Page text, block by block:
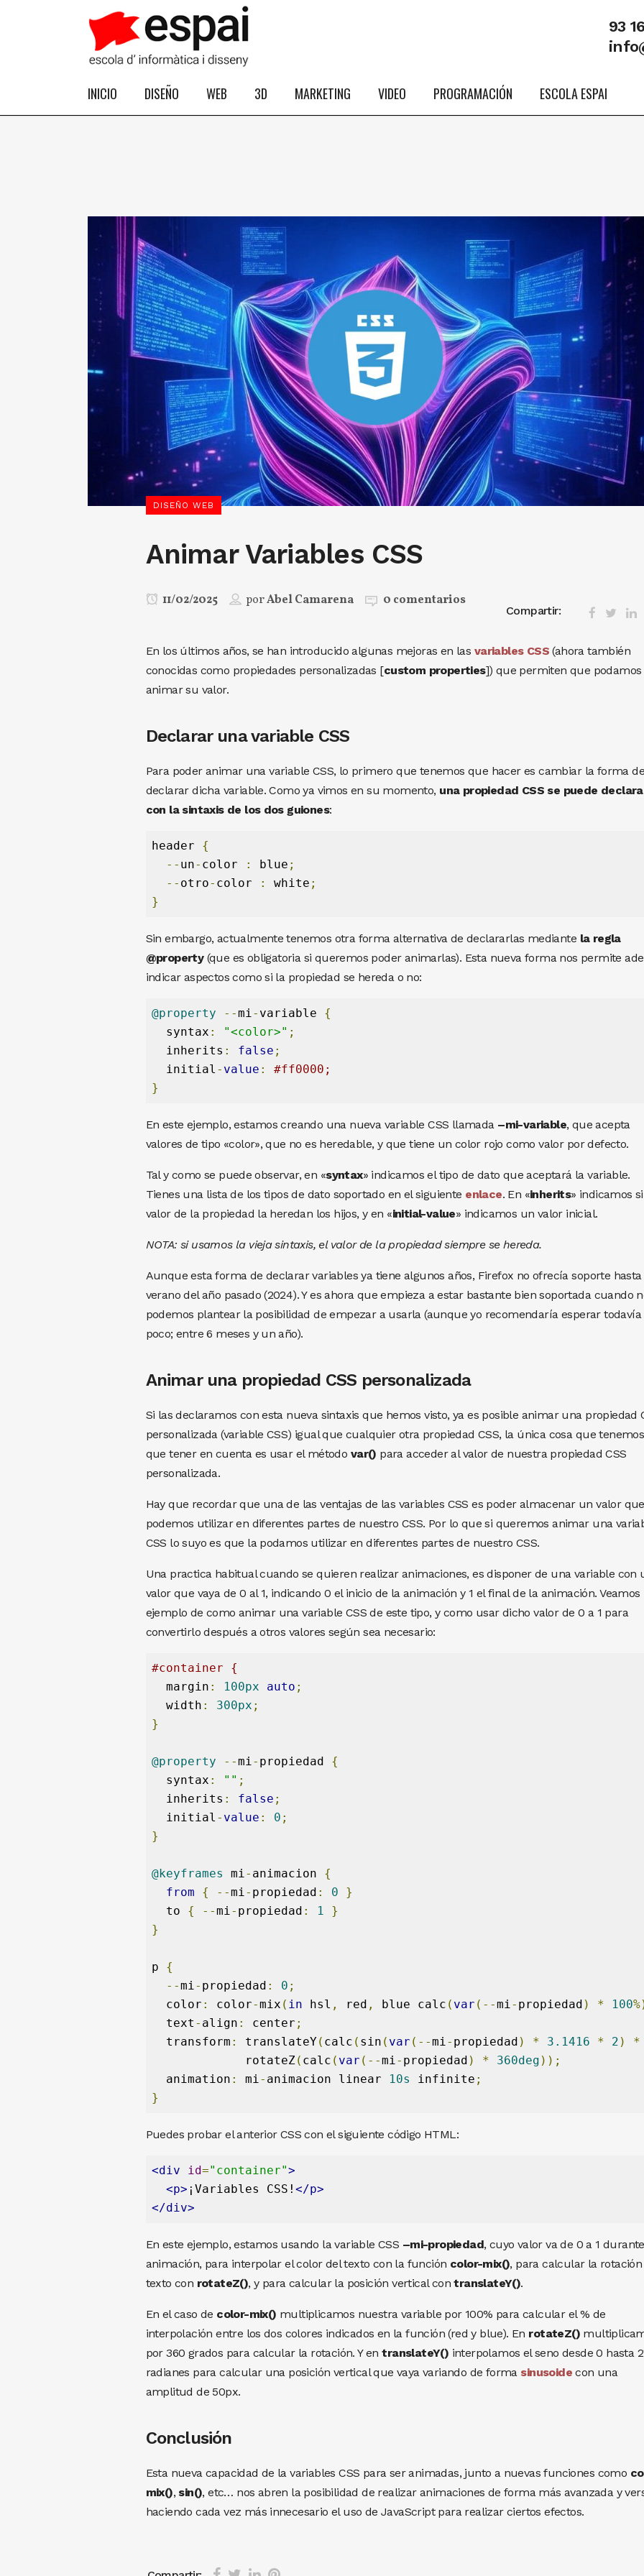
93
INICIO DISEÑO WEB 3D MARKETING VIDEO PROGRAMACIÓN ESCOLA ESPAI
DISEÑO WEB
Animar Variables CSS
11/02/2025 porAbel Camarena 0 comentarios
Compartir:
En los últimos años, se han introducido algunas mejoras en las variables CSS(ahora también
conocidas como propiedades personalizadas [custom properties]) que permiten que podamos
animar su valor.
Declarar una variable CSS
Para poder animar una variable CSS, lo primero que tenemos que hacer es cambiar la forma de
declarar dicha variable. Como ya vimos en su momento, una propiedad CSS se puede
con la sintaxis de los dos guiones:
header {
-- un- color : blue ;
-- otro- color : white ;
}
Sin embargo, actualmente tenemos otra forma alternativa de declararlas mediante la regla
@property(que es obligatoria si queremos poder animarlas). Esta nueva forma nos permite
indicar aspectos como si la propiedad se hereda o no:
@property --mi - variable {
  syntax
: "<color>" ;
  inherits
: false ;
  initial
- value :
#ff0000;
}
En este ejemplo, estamos creando una nueva variable CSS llamada –mi-variable, que acepta
valores de tipo «color», que no es heredable, y que tiene un color rojo como valor por defecto.
Tal y como se puede observar, en «syntax» indicamos el tipo de dato que aceptará la variable.
Tienes una lista de los tipos de dato soportado en el siguiente enlace. En «inherits» indicamos
valor de la propiedad la heredan los hijos, y en «initial-value» indicamos un valor inicial.
NOTA: si usamos la vieja sintaxis, el valor de la propiedad siempre se hereda.
Aunque esta forma de declarar variables ya tiene algunos años, Firefox no ofrecía soporte hasta
verano del año pasado (2024). Y es ahora que empieza a estar bastante bien soportada cuando
podemos plantear la posibilidad de empezar a usarla (aunque yo recomendaría esperar
poco; entre 6 meses y un año).
Animar una propiedad CSS personalizada
Si las declaramos con esta nueva sintaxis que hemos visto, ya es posible animar una propiedad
personalizada (variable CSS) igual que cualquier otra propiedad CSS, la única cosa que tenemos
que tener en cuenta es usar el método var() para acceder al valor de nuestra propiedad CSS
personalizada.
Hay que recordar que una de las ventajas de las variables CSS es poder almacenar un valor que
podemos utilizar en diferentes partes de nuestro CSS. Por lo que si queremos animar una
CSS lo suyo es que la podamos utilizar en diferentes partes de nuestro CSS.
Una practica habitual cuando se quieren realizar animaciones, es disponer de una variable con
valor que vaya de 0 al 1, indicando 0 el inicio de la animación y 1 el final de la animación. Veamos
ejemplo de como animar una variable CSS de este tipo, y como usar dicho valor de 0 a 1 para
convertirlo después a otros valores según sea necesario:
#container {
  margin
: 100px auto ;
  width
: 300px ;
}
@property --mi - propiedad {
  syntax
: "" ;
  inherits
: false ;
  initial
- value : 0 ;
}
@keyframes mi - animacion {
from
{ --mi - propiedad : 0
}
  to
{ --mi - propiedad : 1
}
}
p {
--mi - propiedad : 0 ;
  color
: color-mix ( in hsl , red , blue calc ( var (--mi - propiedad ) * 100
  text
- align : center ;
  transform
: translateY( calc ( sin ( var (--mi - propiedad ) * 3.1416 * 2 )
*
             rotateZ
( calc ( var (--mi - propiedad ) * 360deg ));
  animation
: mi - animacion linear 10s infinite ;
}
Puedes probar el anterior CSS con el siguiente código HTML:
<div id="container">
<p> ¡Variables CSS! </p>
</div>
En este ejemplo, estamos usando la variable CSS –mi-propiedad, cuyo valor va de 0 a 1
animación, para interpolar el color del texto con la función color-mix(), para calcular la rotación
texto con rotateZ(), y para calcular la posición vertical contranslateY().
En el caso de color-mix() multiplicamos nuestra variable por 100% para calcular el % de
interpolación entre los dos colores indicados en la función (red y blue). En rotateZ()
por 360 grados para calcular la rotación. Y entranslateY() interpolamos el seno desde 0 hasta
radianes para calcular una posición vertical que vaya variando de forma sinusoidecon una
amplitud de 50px.
Conclusión
Esta nueva capacidad de la variables CSS para ser animadas, junto a nuevas funciones como
mix(), sin(), etc… nos abren la posibilidad de realizar animaciones de forma más avanzada y
haciendo cada vez más innecesario el uso de JavaScript para realizar ciertos efectos.